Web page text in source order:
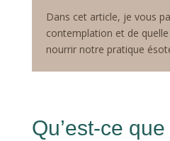
Dans cet article, je vous
contemplation et de
nourrir notre pratique
Qu’est-ce